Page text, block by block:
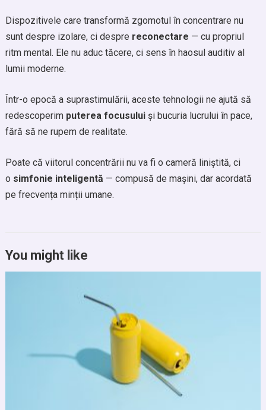
Dispozitivele care transformă zgomotul în concentrare nu
sunt despre izolare, ci despre reconectare — cu propriul
ritm mental. Ele nu aduc tăcere, ci sens în haosul auditiv al
lumii moderne.
Într-o epocă a suprastimulării, aceste tehnologii ne ajută să
redescoperim puterea focusuluiși bucuria lucrului în pace,
fără să ne rupem de realitate.
Poate că viitorul concentrării nu va fi o cameră liniștită, ci
o simfonie inteligentă — compusă de mașini, dar acordată
pe frecvența minții umane.
You might like